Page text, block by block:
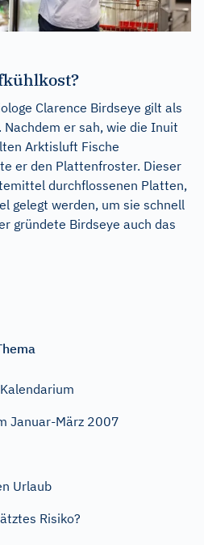
Clarence Birdseye gilt als
er sah, wie die Inuit
Arktisluft Fische
er den Plattenfroster. Dieser
durchflossenen Platten,
gelegt werden, um sie schnell
gründete Birdseye auch das
Januar-März 2007
Urlaub
Risiko?